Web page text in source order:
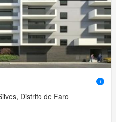
Distrito de Faro